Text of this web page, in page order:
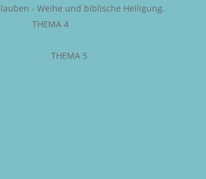
- Weihe und biblische Heiligung.
THEMA 4
THEMA 5